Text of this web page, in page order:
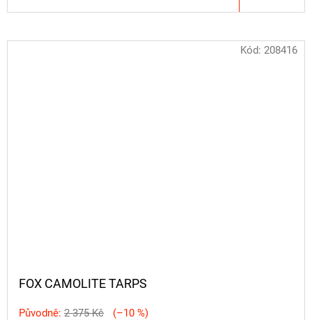
FOX CAMOLITE TARPS
Původně: 2 375 Kč (–10 %)
Kód: 208416